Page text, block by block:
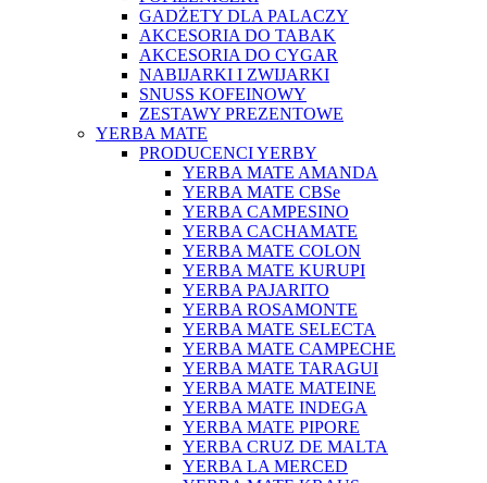
GADŻETY DLA PALACZY
AKCESORIA DO TABAK
AKCESORIA DO CYGAR
NABIJARKI I ZWIJARKI
SNUSS KOFEINOWY
ZESTAWY PREZENTOWE
YERBA MATE
PRODUCENCI YERBY
YERBA MATE AMANDA
YERBA MATE CBSe
YERBA CAMPESINO
YERBA CACHAMATE
YERBA MATE COLON
YERBA MATE KURUPI
YERBA PAJARITO
YERBA ROSAMONTE
YERBA MATE SELECTA
YERBA MATE CAMPECHE
YERBA MATE TARAGUI
YERBA MATE MATEINE
YERBA MATE INDEGA
YERBA MATE PIPORE
YERBA CRUZ DE MALTA
YERBA LA MERCED